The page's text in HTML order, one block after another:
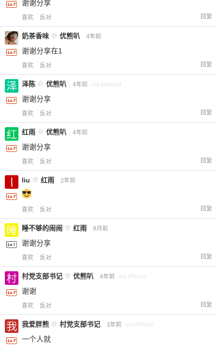
谢谢分享
喜欢 反对 回复
奶茶香味 @ 优熊叭 4年前
谢谢分享在1
喜欢 反对 回复
泽陈 @ 优熊叭 4年前 via Android
谢谢分享
喜欢 反对 回复
红雨 @ 优熊叭 4年前
谢谢分享
喜欢 反对 回复
liu @ 红雨 2年前
喜欢 反对 回复
睡不够的闹闹 @ 红雨 8月前
谢谢分享
喜欢 反对 回复
村党支部书记 @ 优熊叭 4年前 via iPhone
谢谢
喜欢 反对 回复
我爱胖熊 @ 村党支部书记 3年前 via iPhone
一个人就